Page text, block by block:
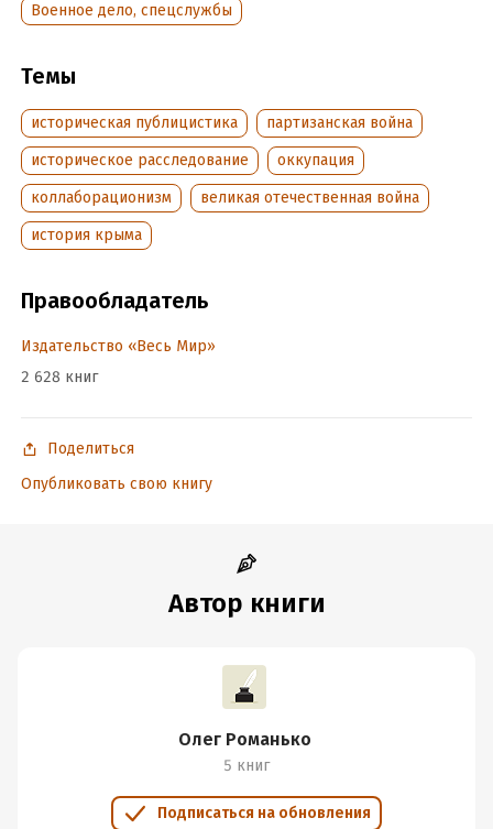
Военное дело, спецслужбы
Темы
историческая публицистика
партизанская война
историческое расследование
оккупация
коллаборационизм
великая отечественная война
история крыма
Правообладатель
Издательство «Весь Мир»
2 628 книг
Поделиться
Опубликовать свою книгу
Автор книги
Олег Романько
5 книг
Подписаться на обновления